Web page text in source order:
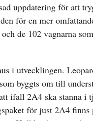
uppdatering för att
för en mer
de 102 vagnarna
i utvecklingen.
byggts om till
ifall 2A4 ska stanna i
för just 2A4